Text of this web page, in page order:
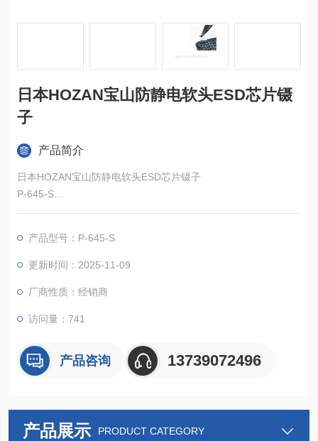
日本HOZAN宝山防静电软头ESD芯片镊
子
产品简介
日本HOZAN宝山防静电软头ESD芯片镊子
P-645-S
可更换尖头镊子感觉像不锈钢镊子
主体由高度耐用的不锈钢制成。
产品型号：P-645-S
更新时间：2025-11-09
厂商性质：经销商
访问量：741
产品咨询 13739072496
产品展示 PRODUCT CATEGORY